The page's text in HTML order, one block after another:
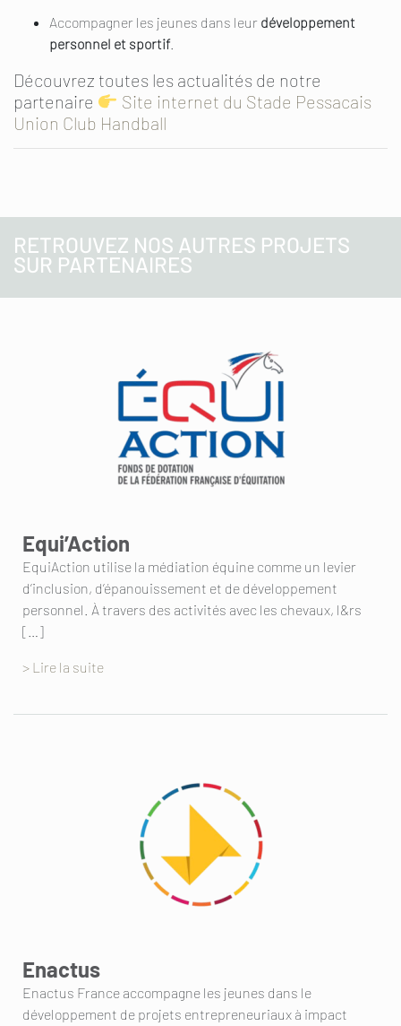
Accompagner les jeunes dans leur développement
personnel et sportif.
Découvrez toutes les actualités de notre
partenaire
Site internet du Stade Pessacais
Union Club Handball
RETROUVEZ NOS AUTRES PROJETS
SUR PARTENAIRES
Equi’Action
EquiAction utilise la médiation équine comme un levier
d’inclusion, d’épanouissement et de développement
personnel. À travers des activités avec les chevaux, l&rs
[…]
> Lire la suite
Enactus
Enactus France accompagne les jeunes dans le
développement de projets entrepreneuriaux à impact